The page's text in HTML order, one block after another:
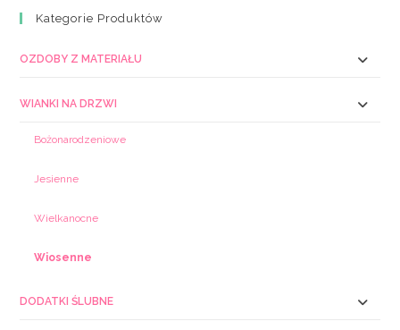
Kategorie Produktów
OZDOBY Z MATERIAŁU
WIANKI NA DRZWI
Bożonarodzeniowe
Jesienne
Wielkanocne
Wiosenne
DODATKI ŚLUBNE